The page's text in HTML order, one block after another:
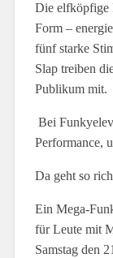
Die elfköpfige
Form –
fünf starke
Slap treiben
Publikum mit.
Bei
Performance,
Da geht so
Ein Mega-
für Leute mit
Samstag den